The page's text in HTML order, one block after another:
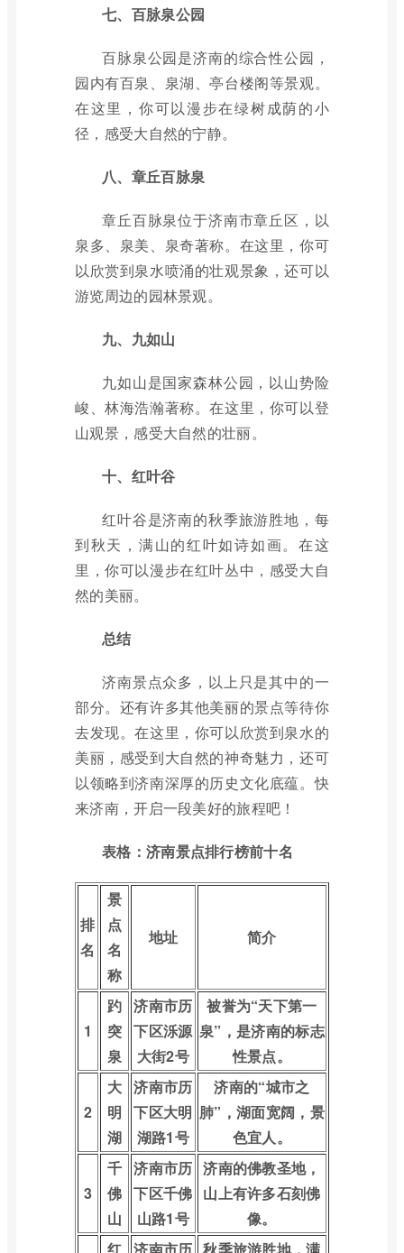
七、百脉泉公园
百脉泉公园是济南的综合性公园，
园内有百泉、泉湖、亭台楼阁等景观。
在这里，你可以漫步在绿树成荫的小
径，感受大自然的宁静。
八、章丘百脉泉
章丘百脉泉位于济南市章丘区，以
泉多、泉美、泉奇著称。在这里，你可
以欣赏到泉水喷涌的壮观景象，还可以
游览周边的园林景观。
九、九如山
九如山是国家森林公园，以山势险
峻、林海浩瀚著称。在这里，你可以登
山观景，感受大自然的壮丽。
十、红叶谷
红叶谷是济南的秋季旅游胜地，每
到秋天，满山的红叶如诗如画。在这
里，你可以漫步在红叶丛中，感受大自
然的美丽。
总结
济南景点众多，以上只是其中的一
部分。还有许多其他美丽的景点等待你
去发现。在这里，你可以欣赏到泉水的
美丽，感受到大自然的神奇魅力，还可
以领略到济南深厚的历史文化底蕴。快
来济南，开启一段美好的旅程吧！
表格：济南景点排行榜前十名
排
名
景
点
名
称
地址 简介
1
趵
突
泉
济南市历
下区泺源
大街2号
被誉为“天下第一
泉”，是济南的标志
性景点。
2
大
明
湖
济南市历
下区大明
湖路1号
济南的“城市之
肺”，湖面宽阔，景
色宜人。
3
千
佛
山
济南市历
下区千佛
山路1号
济南的佛教圣地，
山上有许多石刻佛
像。